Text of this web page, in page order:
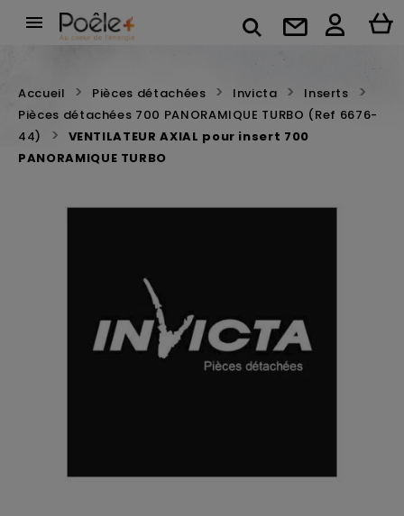

Accueil Pièces détachées Invicta
Inserts
Pièces détachées 700 PANORAMIQUE TURBO (Ref 6676-
44)
VENTILATEUR AXIAL pour insert 700
PANORAMIQUE TURBO